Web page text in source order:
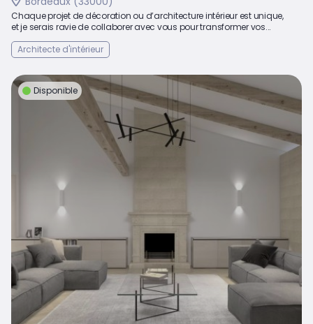
Chaque projet de décoration ou d’architecture intérieur est unique,
et je serais ravie de collaborer avec vous pour transformer vos...
Architecte d'intérieur
Disponible